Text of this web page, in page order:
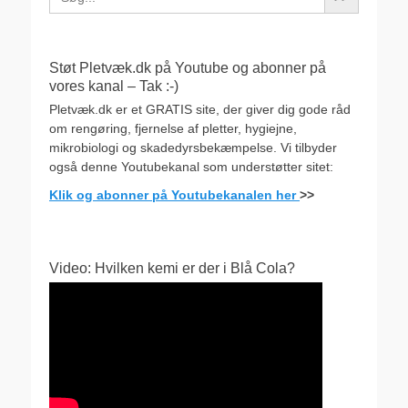
Støt Pletvæk.dk på Youtube og abonner på
vores kanal – Tak :-)
Pletvæk.dk er et GRATIS site, der giver dig gode råd
om rengøring, fjernelse af pletter, hygiejne,
mikrobiologi og skadedyrsbekæmpelse. Vi tilbyder
også denne Youtubekanal som understøtter sitet:
Klik og abonner på Youtubekanalen her>>
Video: Hvilken kemi er der i Blå Cola?